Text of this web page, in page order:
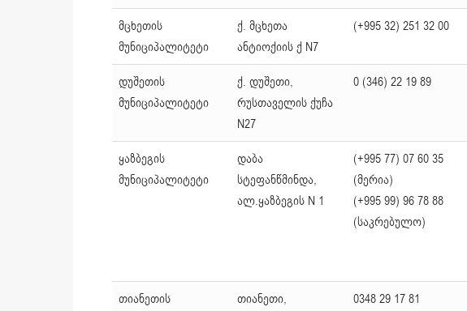
მცხეთის
მუნიციპალიტეტი
ქ. მცხეთა
ანტიოქიის ქ N7
(+995 32) 251 32 00
დუშეთის
მუნიციპალიტეტი
ქ. დუშეთი,
რუსთაველის ქუჩა
N27
0 (346) 22 19 89
ყაზბეგის
მუნიციპალიტეტი
დაბა
სტეფანწმინდა,
ალ.ყაზბეგის N 1
(+995 77) 07 60 35
(მერია)
(+995 99) 96 78 88
(საკრებულო)
თიანეთის
თიანეთი,
0348 29 17 81